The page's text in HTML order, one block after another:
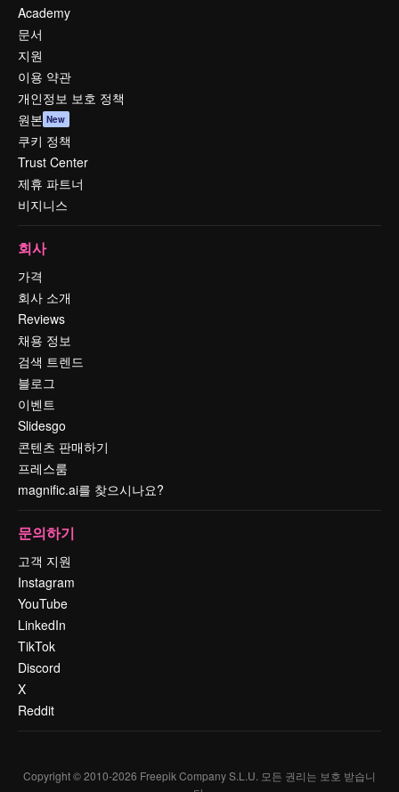
Academy
문서
지원
이용 약관
개인정보 보호 정책
원본 New
쿠키 정책
Trust Center
제휴 파트너
비지니스
회사
가격
회사 소개
Reviews
채용 정보
검색 트렌드
블로그
이벤트
Slidesgo
콘텐츠 판매하기
프레스룸
magnific.ai를 찾으시나요?
문의하기
고객 지원
Instagram
YouTube
LinkedIn
TikTok
Discord
X
Reddit
Copyright © 2010-2026 Freepik Company S.L.U. 모든 권리는 보호 받습니